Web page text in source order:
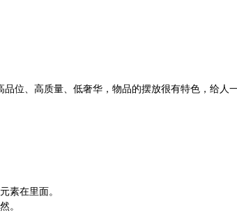
位、高质量、低奢华，物品的摆放很有特色，给人
素在里面。
。